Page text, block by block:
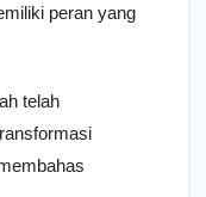
peran yang
telah